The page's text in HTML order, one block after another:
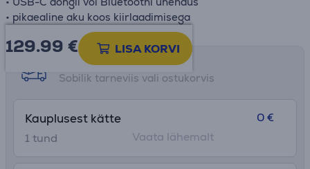
• pikaealine aku koos kiirlaadimisega
129.99 € LISA KORVI
Tarne võimalused
Sobilik tarneviis vali ostukorvis
Kauplusest kätte
1 tund
0 €
Vaata lähemalt